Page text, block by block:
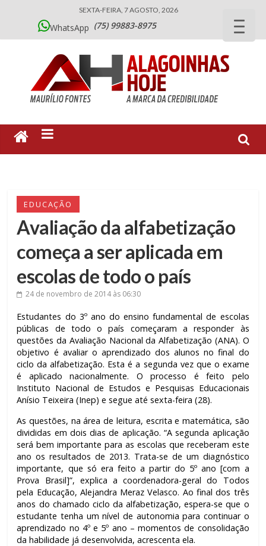
SEXTA-FEIRA, 7 AGOSTO, 2026
WhatsApp (75) 99883-8975
EDUCAÇÃO
Avaliação da alfabetização
começa a ser aplicada em
escolas de todo o país
24 de novembro de 2014às 06:30
Estudantes do 3º ano do ensino fundamental de escolas
públicas de todo o país começaram a responder às
questões da Avaliação Nacional da Alfabetização (ANA). O
objetivo é avaliar o aprendizado dos alunos no final do
ciclo da alfabetização. Esta é a segunda vez que o exame
é aplicado nacionalmente. O processo é feito pelo
Instituto Nacional de Estudos e Pesquisas Educacionais
Anísio Teixeira (Inep) e segue até sexta-feira (28).
As questões, na área de leitura, escrita e matemática, são
divididas em dois dias de aplicação. “A segunda aplicação
será bem importante para as escolas que receberam este
ano os resultados de 2013. Trata-se de um diagnóstico
importante, que só era feito a partir do 5º ano [com a
Prova Brasil]”, explica a coordenadora-geral do Todos
pela Educação, Alejandra Meraz Velasco. Ao final dos três
anos do chamado ciclo da alfabetização, espera-se que o
estudante tenha um nível de autonomia para continuar o
aprendizado no 4º e 5º ano – momentos de consolidação
da habilidade já desenvolvida, acrescenta ela.